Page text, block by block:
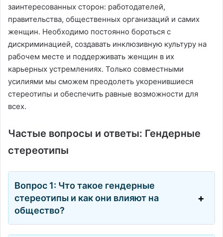
заинтересованных сторон: работодателей,
правительства, общественных организаций и самих
женщин. Необходимо постоянно бороться с
дискриминацией, создавать инклюзивную культуру на
рабочем месте и поддерживать женщин в их
карьерных устремлениях. Только совместными
усилиями мы сможем преодолеть укоренившиеся
стереотипы и обеспечить равные возможности для
всех.
Частые вопросы и ответы: Гендерные
стереотипы
Вопрос 1: Что такое гендерные
стереотипы и как они влияют на
общество?